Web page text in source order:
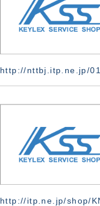
http://nttbj.itp.ne.jp/
http://itp.ne.jp/shop/